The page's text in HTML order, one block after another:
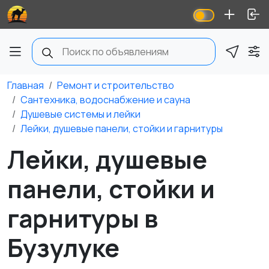
Главная
Ремонт и строительство
Сантехника, водоснабжение и сауна
Душевые системы и лейки
Лейки, душевые панели, стойки и гарнитуры
Лейки, душевые
панели, стойки и
гарнитуры в
Бузулуке